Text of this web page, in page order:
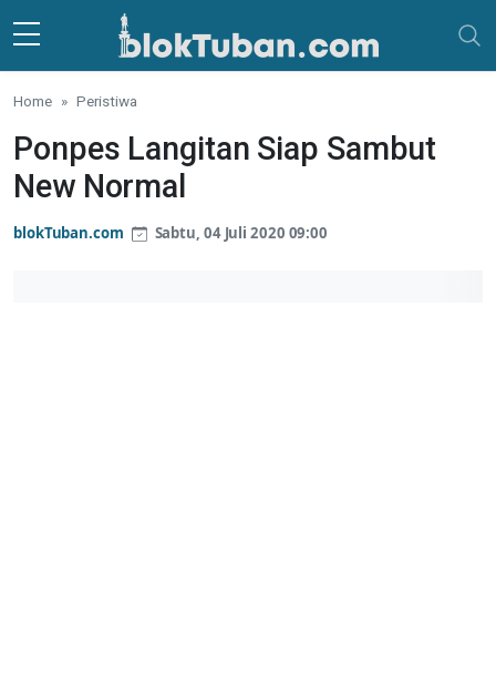
Skip to main content
Home Peristiwa
Ponpes Langitan Siap Sambut
New Normal
blokTuban.com Sabtu, 04 Juli 2020 09:00